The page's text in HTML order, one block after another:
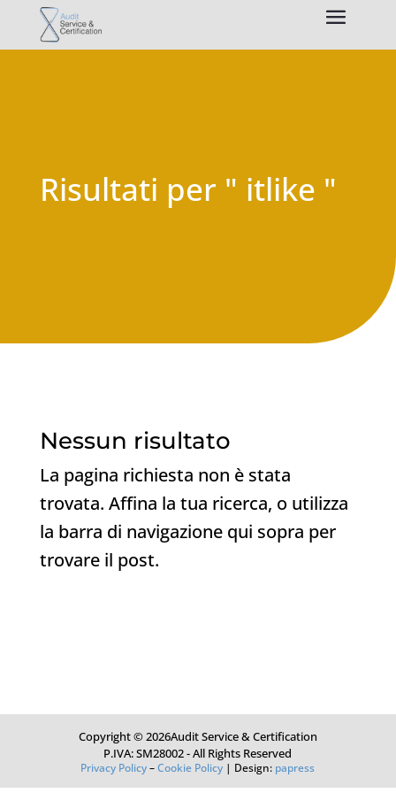
Risultati per " itlike "
Nessun risultato
La pagina richiesta non è stata
trovata. Affina la tua ricerca, o utilizza
la barra di navigazione qui sopra per
trovare il post.
Copyright © 2026Audit Service & Certification
P.IVA: SM28002 - All Rights Reserved
Privacy Policy–Cookie Policy | Design: papress